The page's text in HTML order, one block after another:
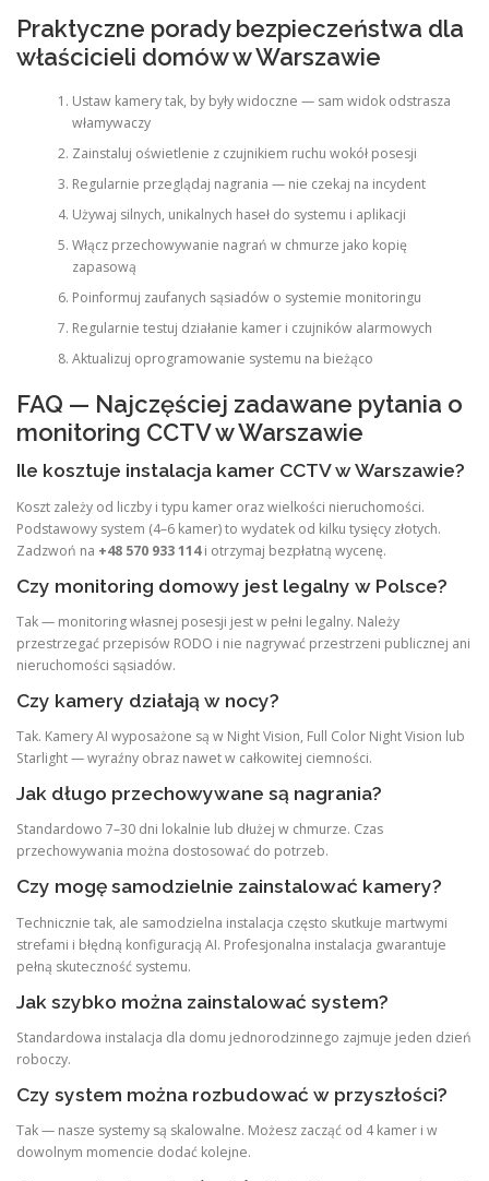
Praktyczne porady bezpieczeństwa dla
właścicieli domów w Warszawie
Ustaw kamery tak, by były widoczne — sam widok odstrasza
włamywaczy
Zainstaluj oświetlenie z czujnikiem ruchu wokół posesji
Regularnie przeglądaj nagrania — nie czekaj na incydent
Używaj silnych, unikalnych haseł do systemu i aplikacji
Włącz przechowywanie nagrań w chmurze jako kopię
zapasową
Poinformuj zaufanych sąsiadów o systemie monitoringu
Regularnie testuj działanie kamer i czujników alarmowych
Aktualizuj oprogramowanie systemu na bieżąco
FAQ — Najczęściej zadawane pytania o
monitoring CCTV w Warszawie
Ile kosztuje instalacja kamer CCTV w Warszawie?
Koszt zależy od liczby i typu kamer oraz wielkości nieruchomości.
Podstawowy system (4–6 kamer) to wydatek od kilku tysięcy złotych.
Zadzwoń na +48 570 933 114i otrzymaj bezpłatną wycenę.
Czy monitoring domowy jest legalny w Polsce?
Tak — monitoring własnej posesji jest w pełni legalny. Należy
przestrzegać przepisów RODO i nie nagrywać przestrzeni publicznej ani
nieruchomości sąsiadów.
Czy kamery działają w nocy?
Tak. Kamery AI wyposażone są w Night Vision, Full Color Night Vision lub
Starlight — wyraźny obraz nawet w całkowitej ciemności.
Jak długo przechowywane są nagrania?
Standardowo 7–30 dni lokalnie lub dłużej w chmurze. Czas
przechowywania można dostosować do potrzeb.
Czy mogę samodzielnie zainstalować kamery?
Technicznie tak, ale samodzielna instalacja często skutkuje martwymi
strefami i błędną konfiguracją AI. Profesjonalna instalacja gwarantuje
pełną skuteczność systemu.
Jak szybko można zainstalować system?
Standardowa instalacja dla domu jednorodzinnego zajmuje jeden dzień
roboczy.
Czy system można rozbudować w przyszłości?
Tak — nasze systemy są skalowalne. Możesz zacząć od 4 kamer i w
dowolnym momencie dodać kolejne.